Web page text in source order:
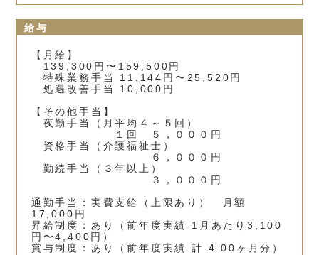
給与
【月給】
139,300円〜159,500円
特殊業務手当 11,144円〜25,520円
処遇改善手当 10,000円
【その他手当】
夜勤手当（月平均４～５回）
１回 ５，０００円
資格手当（介護福祉士）
６，０００円
勤続手当（３年以上）
３，０００円
通勤手当：実費支給（上限あり） 月額
17,000円
昇給制度：あり（前年度実績 1月あたり3,100
円〜4,400円）
賞与制度：あり（前年度実績 計 4.00ヶ月分）